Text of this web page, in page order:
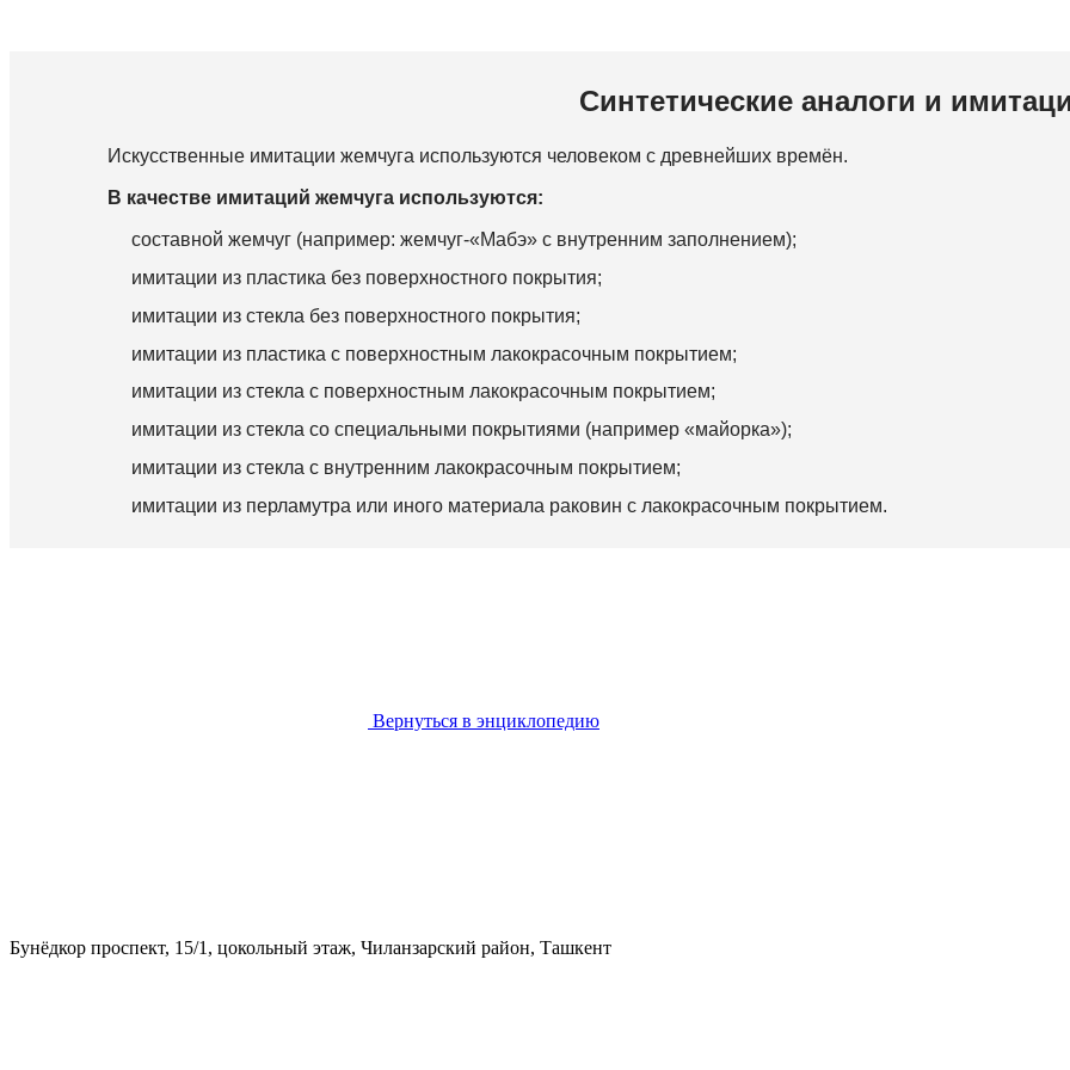
Синтетические аналоги и
Искусственные имитации жемчуга используются человеком с древнейших времён.
В качестве имитаций жемчуга используются:
составной жемчуг (например: жемчуг-«Мабэ» с внутренним заполнением);
имитации из пластика без поверхностного покрытия;
имитации из стекла без поверхностного покрытия;
имитации из пластика с поверхностным лакокрасочным покрытием;
имитации из стекла с поверхностным лакокрасочным покрытием;
имитации из стекла со специальными покрытиями (например «майорка»);
имитации из стекла с внутренним лакокрасочным покрытием;
имитации из перламутра или иного материала раковин с лакокрасочным покрытием.
Вернуться в энциклопедию
​ ​Бунёдкор проспект, 15/1​, цокольный этаж, Чиланзарский район, Ташкент